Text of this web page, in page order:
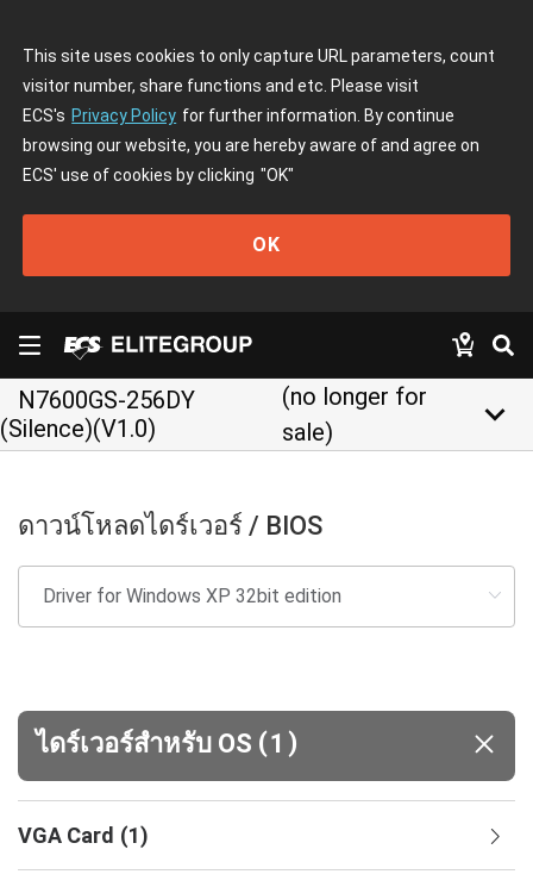
This site uses cookies to only capture URL parameters, count
visitor number, share functions and etc. Please visit
ECS's Privacy Policy for further information. By continue
browsing our website, you are hereby aware of and agree on
ECS' use of cookies by clicking "OK"
OK
N7600GS-256DY
(Silence)(V1.0)
(no longer for
sale)
keyboard_arrow_down
ดาวน์โหลดไดร์เวอร์ / BIOS
ไดร์เวอร์สำหรับ OS (1 )
VGA Card (1)